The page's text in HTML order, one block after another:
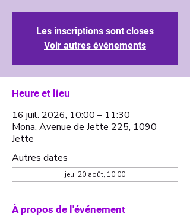
Les inscriptions sont closes
Voir autres événements
Heure et lieu
16 juil. 2026, 10:00 – 11:30
Mona, Avenue de Jette 225, 1090
Jette
Autres dates
jeu. 20 août, 10:00
À propos de l'événement